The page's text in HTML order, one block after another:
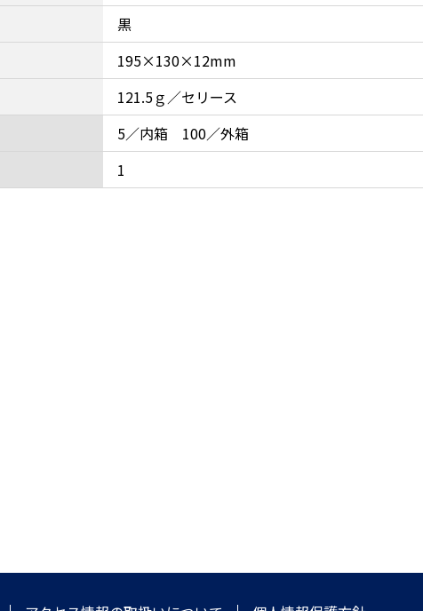
黒
195×130×12mm
121.5ｇ／セリース
5／内箱 100／外箱
1